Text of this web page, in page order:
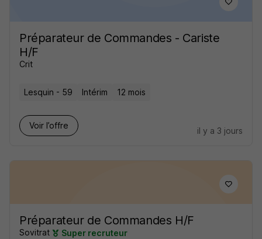
Préparateur de Commandes - Cariste
H/F
Crit
Lesquin - 59 Intérim 12 mois
Voir l’offre
il y a 3 jours
Préparateur de Commandes H/F
Sovitrat Super recruteur